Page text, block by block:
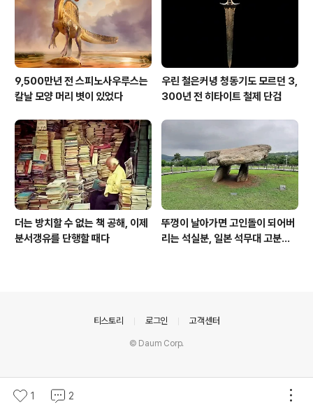
9,500만년 전 스피노사우루스는
칼날 모양 머리 볏이 있었다
우린 철은커녕 청동기도 모르던 3,
300년 전 히타이트 철제 단검
더는 방치할 수 없는 책 공해, 이제
분서갱유를 단행할 때다
뚜껑이 날아가면 고인돌이 되어버
리는 석실분, 일본 석무대 고분의
1 2
티스토리 로그인 고객센터
© Daum Corp.